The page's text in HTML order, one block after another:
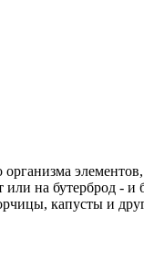
на бутерброд -
капусты и